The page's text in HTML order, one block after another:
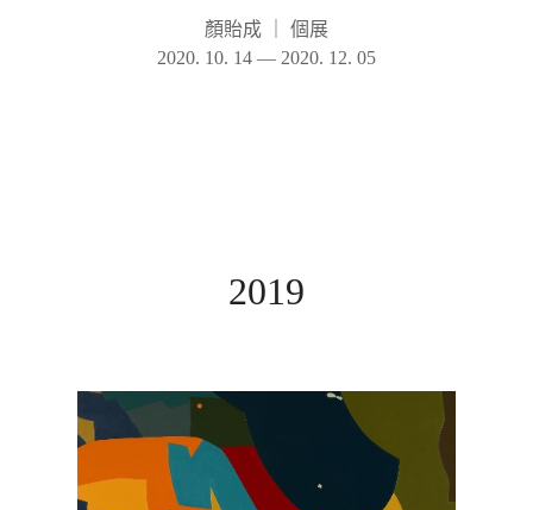
顏貽成
個展
2020. 10. 14 — 2020. 12. 05
2019